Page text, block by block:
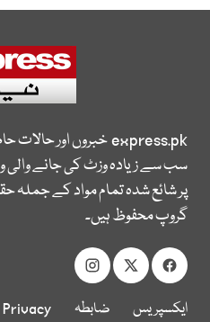
express.pkخبروں اور حالات
سب سے زیادہ وزٹ کی جانے
پر شائع شدہ تمام مواد کے جملہ
گروپ محفوظ ہیں۔
ایکسپریس
ضابطہ
Privacy